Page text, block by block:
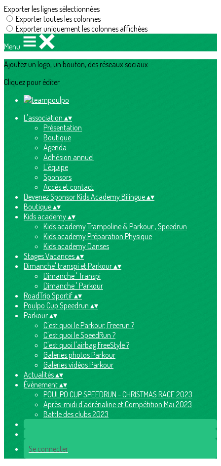
Exporter les lignes sélectionnées
Exporter toutes les colonnes
Exporter uniquement les colonnes affichées
Menu
Ajoutez un logo, un bouton, des réseaux sociaux
Cliquez pour éditer
L'association ▴▾
Présentation
Boutique
Agenda
Adhésion annuel
L'équipe
Sponsors
Accès et contact
Devenez Sponsor Kids Academy Bilingue▴▾
Boutique▴▾
Kids academy▴▾
Kids academy Trampoline & Parkour , Speedrun
Kids academy Préparation Physique
Kids academy Danses
Stages Vacances▴▾
Dimanche' transpi et Parkour▴▾
Dimanche ' Transpi
Dimanche ' Parkour
RoadTrip Sportif▴▾
Poulpo Cup Speedrun ▴▾
Parkour▴▾
C'est quoi le Parkour, Freerun ?
C'est quoi le SpeedRun ?
C'est quoi l'airbag FreeStyle ?
Galeries photos Parkour
Galeries vidéos Parkour
Actualités▴▾
Évènement▴▾
POULPO CUP SPEEDRUN - CHRISTMAS RACE 2023
Après-midi d'adrénaline et Compétition Mai 2023
Battle des clubs 2023
Se connecter